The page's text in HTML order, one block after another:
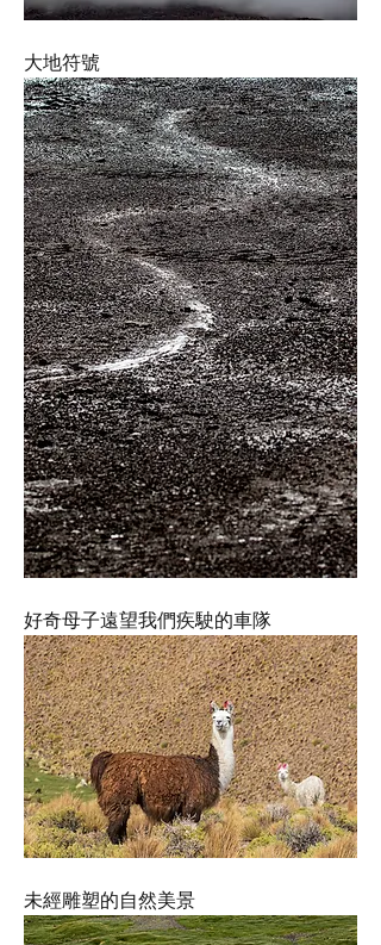
大地符號
好奇母子遠望我們疾駛的車隊
未經雕塑的自然美景